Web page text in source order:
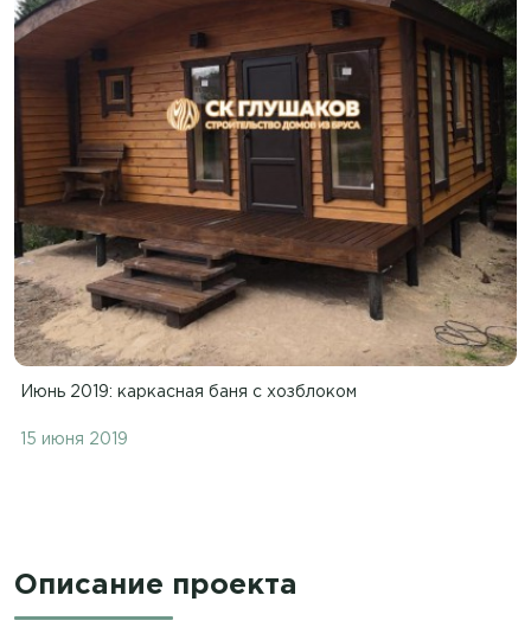
Июнь 2019: каркасная баня с хозблоком
15 июня 2019
Описание проекта